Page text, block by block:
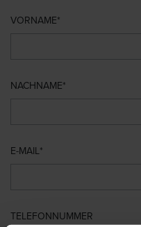
VORNAME
NACHNAME
E-MAIL
TELEFONNUMMER